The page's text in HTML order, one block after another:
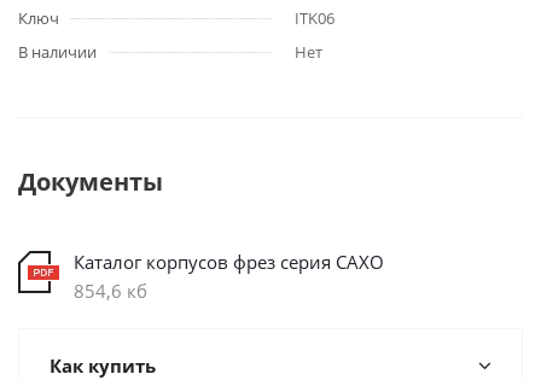
Ключ
ITK06
В наличии
Нет
Документы
Каталог корпусов фрез серия CAXO
854,6 кб
Как купить